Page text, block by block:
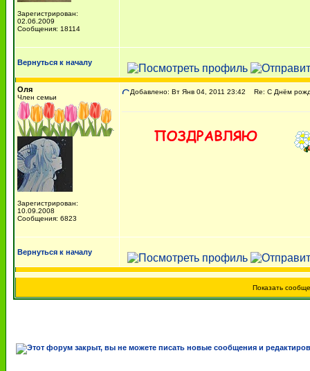
Зарегистрирован:
02.06.2009
Сообщения: 18114
Вернуться к началу
Оля
Член семьи
Зарегистрирован:
10.09.2008
Сообщения: 6823
Добавлено: Вт Янв 04, 2011 23:42 Re: С Днём
Вернуться к началу
Показать